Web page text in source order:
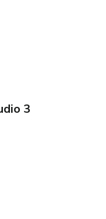
3